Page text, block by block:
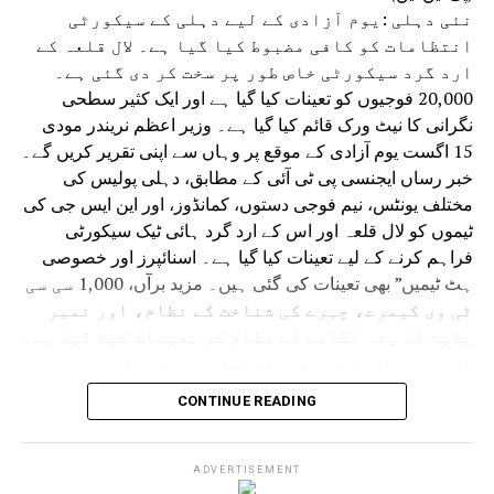
نئی دہلی :یوم آزادی کے لیے دہلی کے سیکورٹی
انتظامات کو کافی مضبوط کیا گیا ہے۔ لال قلعہ کے
ارد گرد سیکورٹی خاص طور پر سخت کر دی گئی ہے۔
20,000 فوجیوں کو تعینات کیا گیا ہے اور ایک کثیر سطحی
نگرانی کا نیٹ ورک قائم کیا گیا ہے۔ وزیر اعظم نریندر مودی
15 اگست یوم آزادی کے موقع پر وہاں سے اپنی تقریر کریں گے۔
خبر رساں ایجنسی پی ٹی آئی کے مطابق، دہلی پولیس کی
مختلف یونٹس، نیم فوجی دستوں، کمانڈوز، اور این ایس جی کی
ٹیموں کو لال قلعہ اور اس کے ارد گرد ہائی ٹیک سیکورٹی
فراہم کرنے کے لیے تعینات کیا گیا ہے۔ اسنائپرز اور خصوصی
ہٹ ٹیمیں” بھی تعینات کی گئی ہیں۔ مزید برآں، 1,000 سی سی
ٹی وی کیمرے، چہرے کی شناخت کے نظام، اور نمبر
سیکورٹی انتظامات میں ٹریفک یونٹ کے دہلی پولیس
کے اہلکار، شمالی ضلع کی ٹیمیں، مقامی پولیس،
پی سی آر، اسپیشل برانچ، اسپیشل سیل، اور عام
سیکورٹی اہلکار شامل ہیں۔
CONTINUE READING
ADVERTISEMENT